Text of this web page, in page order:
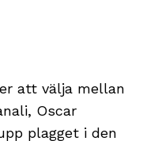
att välja mellan
Oscar
plagget i den